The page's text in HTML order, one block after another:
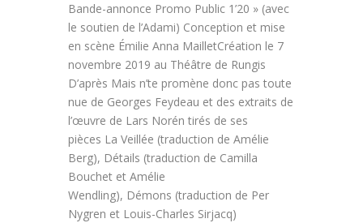
Bande-annonce Promo Public 1’20 » (avec
le soutien de l’Adami) Conception et mise
en scène Émilie Anna MailletCréation le 7
novembre 2019 au Théâtre de Rungis
D’après Mais n’te promène donc pas toute
nue de Georges Feydeau et des extraits de
l’œuvre de Lars Norén tirés de ses
pièces La Veillée (traduction de Amélie
Berg), Détails (traduction de Camilla
Bouchet et Amélie
Wendling), Démons (traduction de Per
Nygren et Louis-Charles Sirjacq)